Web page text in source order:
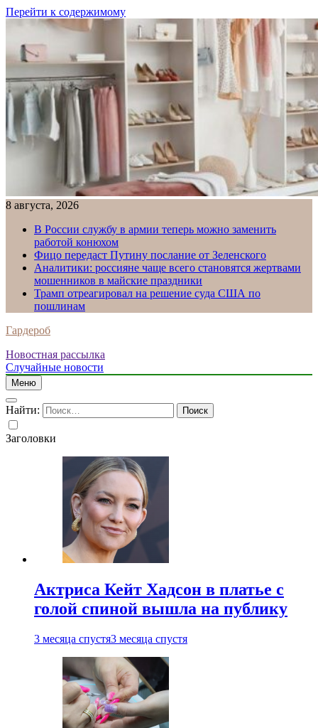
Перейти к содержимому
8 августа, 2026
В России службу в армии теперь можно заменить
работой конюхом
Фицо передаст Путину послание от Зеленского
Аналитики: россияне чаще всего становятся жертвами
мошенников в майские праздники
Трамп отреагировал на решение суда США по
пошлинам
Гардероб
Новостная рассылка
Случайные новости
Меню
Найти:
Заголовки
Актриса Кейт Хадсон в платье с
голой спиной вышла на публику
3 месяца спустя3 месяца спустя